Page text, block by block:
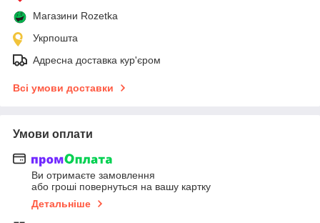
Магазини Rozetka
Укрпошта
Адресна доставка кур'єром
Всі умови доставки
Умови оплати
Ви отримаєте замовлення
або гроші повернуться на вашу картку
Детальніше